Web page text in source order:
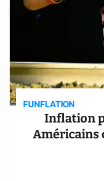
FUNFLATION
Inflation
Américains